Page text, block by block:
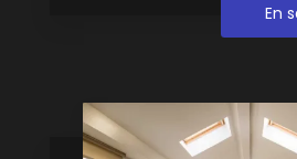
En